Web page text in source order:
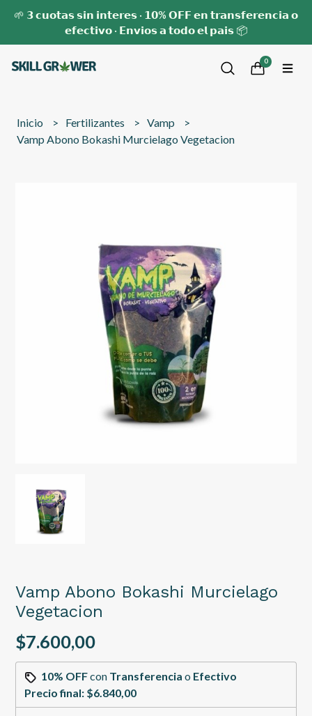
🌱 𝟯 𝗰𝘂𝗼𝘁𝗮𝘀 𝘀𝗶𝗻 𝗶𝗻𝘁𝗲𝗿𝗲𝘀 · 𝟭𝟬% 𝗢𝗙𝗙 𝗲𝗻 𝘁𝗿𝗮𝗻𝘀𝗳𝗲𝗿𝗲𝗻𝗰𝗶𝗮 𝗼
𝗲𝗳𝗲𝗰𝘁𝗶𝘃𝗼 · 𝗘𝗻𝘃𝗶𝗼𝘀 𝗮 𝘁𝗼𝗱𝗼 𝗲𝗹 𝗽𝗮𝗶𝘀 📦
0
Inicio Fertilizantes
Vamp
Vamp Abono Bokashi Murcielago Vegetacion
Vamp Abono Bokashi Murcielago
Vegetacion
$7.600,00
10% OFFcon Transferencia o Efectivo
Precio final: $6.840,00